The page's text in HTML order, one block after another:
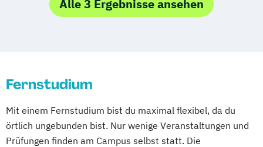
Studienzentrum Hamburg Logistik-Bachelor
Online-Fernstudium Regensburg Stade
Sozialpädagogik (zweiphasig) (B.A.)
Alle 3 Ergebnisse ansehen
Fernstudium
Mit einem Fernstudium bist du maximal flexibel, da du
örtlich ungebunden bist. Nur wenige Veranstaltungen und
Prüfungen finden am Campus selbst statt. Die